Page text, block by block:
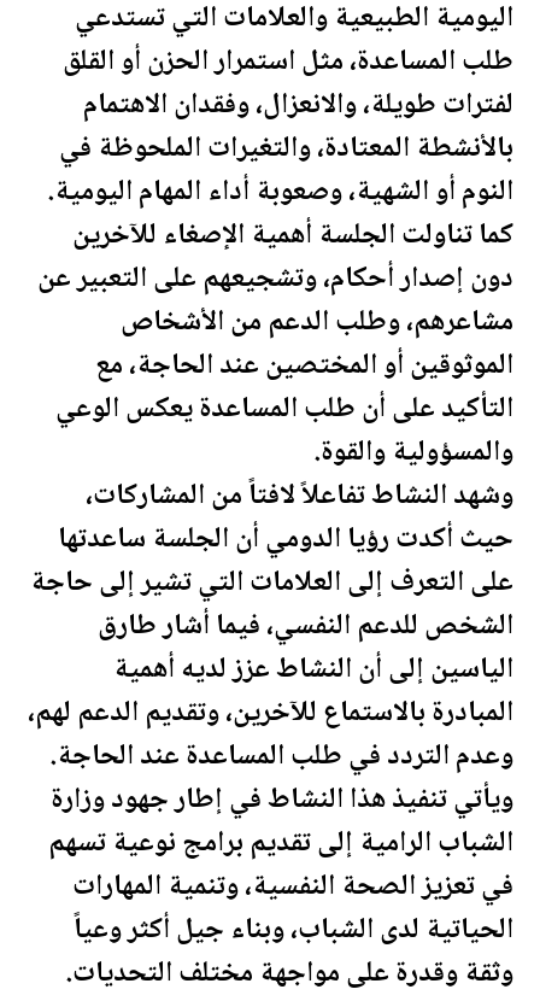
اليوميةالطبيعية والعلامات التي تستدعي
طلب المساعدة، مثل استمرار الحزن أو القلق
لفترات طويلة، والانعزال، وفقدان الاهتمام
بالأنشطة المعتادة، والتغيرات الملحوظة في
النوم أو الشهية، وصعوبة أداء المهام اليومية.
كما تناولت الجلسة أهمية الإصغاء للآخرين
دون إصدار أحكام، وتشجيعهم على التعبير عن
مشاعرهم، وطلب الدعم من الأشخاص
الموثوقين أو المختصين عند الحاجة، مع
التأكيد على أن طلب المساعدة يعكس الوعي
والمسؤولية والقوة.
وشهد النشاط تفاعلاً لافتاً من المشاركات،
حيث أكدت رؤيا الدومي أن الجلسة ساعدتها
على التعرف إلى العلامات التي تشير إلى حاجة
الشخص للدعم النفسي، فيما أشار طارق
الياسين إلى أن النشاط عزز لديه أهمية
المبادرة بالاستماع للآخرين، وتقديم الدعم لهم،
وعدم التردد في طلب المساعدة عند الحاجة.
ويأتي تنفيذ هذا النشاط في إطار جهود وزارة
الشباب الرامية إلى تقديم برامج نوعية تسهم
في تعزيز الصحةالنفسية، وتنمية المهارات
الحياتية لدى الشباب، وبناء جيل أكثر وعياً
وثقة وقدرة على مواجهة مختلف التحديات.